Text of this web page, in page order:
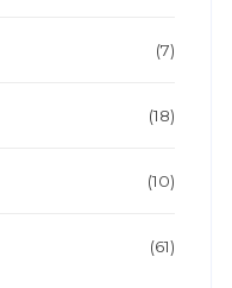
(7)
(18)
(10)
(61)